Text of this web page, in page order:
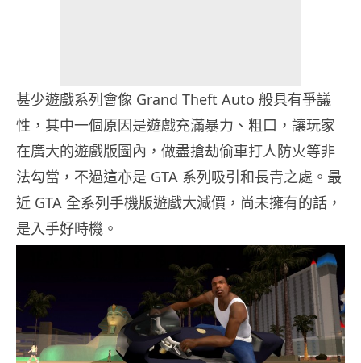
甚少遊戲系列會像 Grand Theft Auto 般具有爭議
性，其中一個原因是遊戲充滿暴力、粗口，讓玩家
在廣大的遊戲版圖內，做盡搶劫偷車打人防火等非
法勾當，不過這亦是 GTA 系列吸引和長青之處。最
近 GTA 全系列手機版遊戲大減價，尚未擁有的話，
是入手好時機。